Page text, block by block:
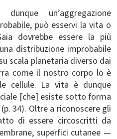
un’aggregazione
può esservi la vita o
dovrebbe essere la più
distribuzione improbabile
scala planetaria diverso dai
come il nostro corpo lo è
cellule. La vita è dunque
[che] esiste sotto forma
34). Oltre a riconoscere gli
di essere circoscritti da
superfici cutanee —